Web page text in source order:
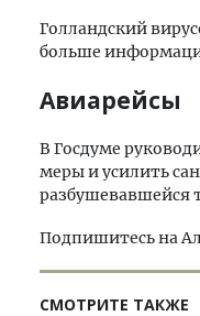
Голландский
больше
Авиарейсы
В Госдуме
меры и усилить
разбушевавшейся
Подпишитесь на
СМОТРИТЕ ТАКЖЕ